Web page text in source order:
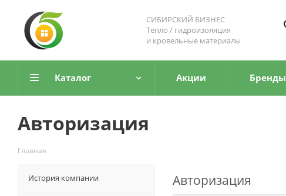
СИБИРСКИЙ БИЗНЕС
Тепло / гидроизоляция
и кровельные материалы
Каталог Акции Бренды
Авторизация
Главная
Авторизация
История компании